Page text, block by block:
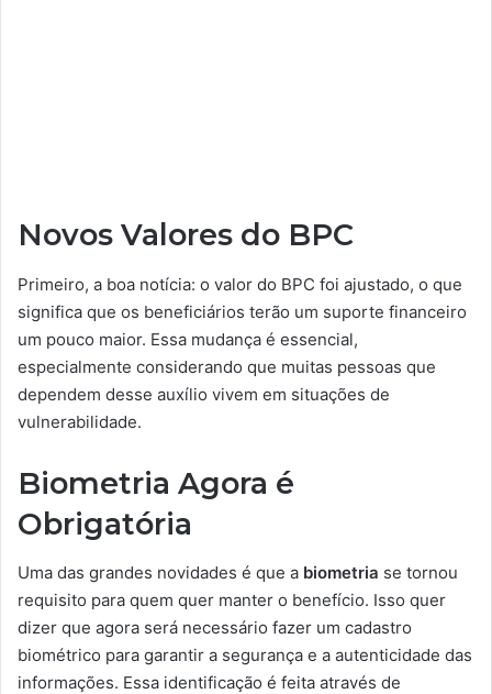
Novos Valores do BPC
Primeiro, a boa notícia: o valor do BPC foi ajustado, o que
significa que os beneficiários terão um suporte financeiro
um pouco maior. Essa mudança é essencial,
especialmente considerando que muitas pessoas que
dependem desse auxílio vivem em situações de
vulnerabilidade.
Biometria Agora é
Obrigatória
Uma das grandes novidades é que a biometria se tornou
requisito para quem quer manter o benefício. Isso quer
dizer que agora será necessário fazer um cadastro
biométrico para garantir a segurança e a autenticidade das
informações. Essa identificação é feita através de